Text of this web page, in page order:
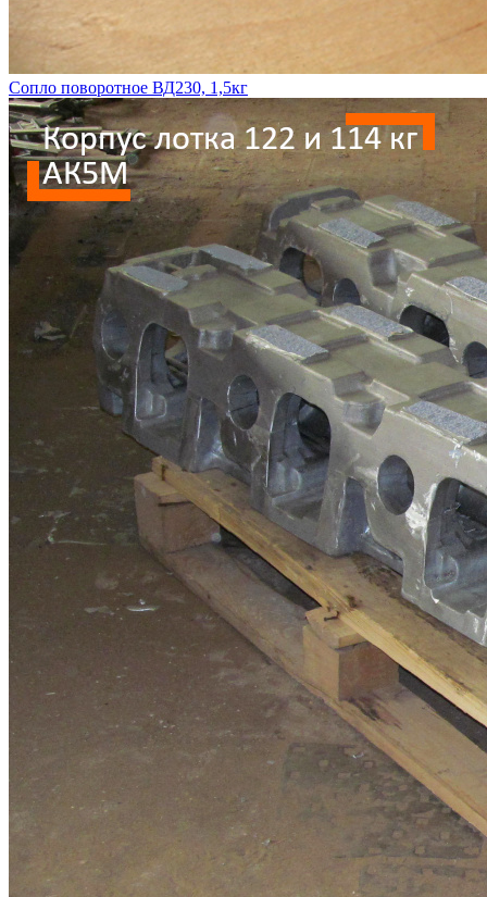
Сопло поворотное ВД230, 1,5кг